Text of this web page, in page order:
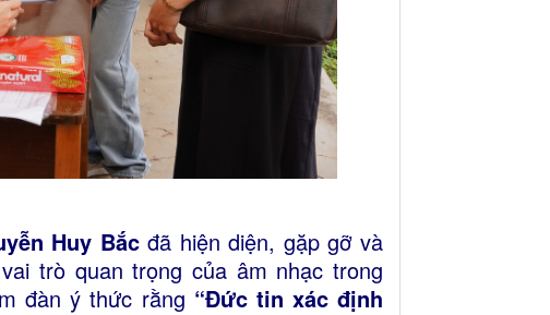
Huy Bắcđã hiện diện, gặp gỡ và
trò quan trọng của âm nhạc trong
đàn ý thức rằng “Đức tin xác định